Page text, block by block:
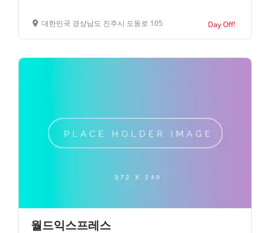
대한민국 경상남도 진주시 도동로 105 Day Off!
월드익스프레스